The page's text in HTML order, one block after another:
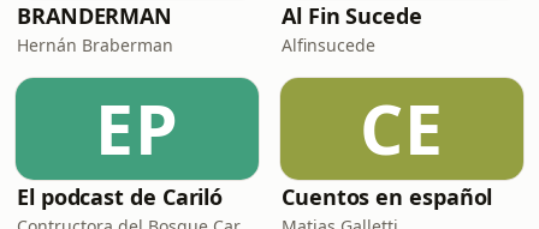
BRANDERMAN
Hernán Braberman
Al Fin Sucede
Alfinsucede
EP
El podcast de Cariló
CE
Cuentos en español